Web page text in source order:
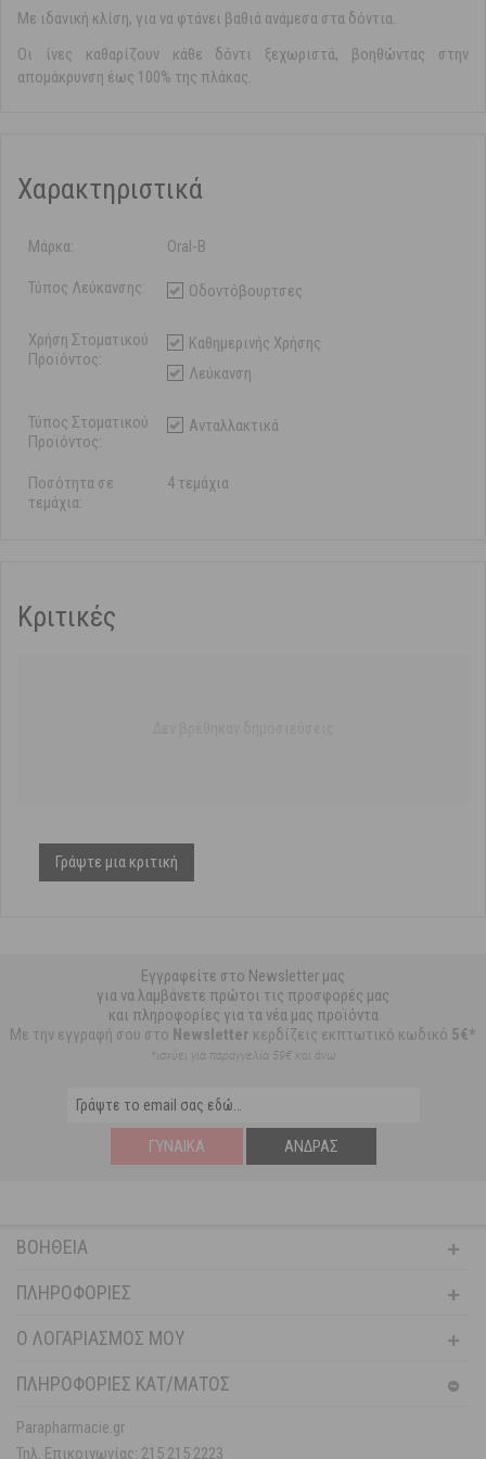
Με ιδανική κλίση, για να φτάνει βαθιά ανάμεσα στα δόντια.
Οι ίνες καθαρίζουν κάθε δόντι ξεχωριστά, βοηθώντας στην
απομάκρυνση έως 100% της πλάκας.
Χαρακτηριστικά
Μάρκα: Oral-B
Τύπος Λεύκανσης: Οδοντόβουρτσες
Χρήση Στοματικού
Προϊόντος:
Καθημερινής Χρήσης
Λεύκανση
Τύπος Στοματικού
Προϊόντος:
Ανταλλακτικά
Ποσότητα σε
τεμάχια:
4 τεμάχια
Κριτικές
Γράψτε μια κριτική
Εγγραφείτε στο Newsletter μας
για να λαμβάνετε πρώτοι τις προσφορές μας
και πληροφορίες για τα νέα μας προϊόντα
Με την εγγραφή σου στο Newsletter κερδίζεις εκπτωτικό κωδικό 5€*
*ισχύει για παραγγελία 59€ και άνω
ΓΥΝΑΊΚΑ ΆΝΔΡΑΣ
ΒΟΉΘΕΙΑ
ΠΛΗΡΟΦΟΡΊΕΣ
Ο ΛΟΓΑΡΙΑΣΜΌΣ ΜΟΥ
ΠΛΗΡΟΦΟΡΙΕΣ ΚΑΤ/ΜΑΤΟΣ
Parapharmacie.gr
Τηλ. Επικοινωνίας: 215 215 2223